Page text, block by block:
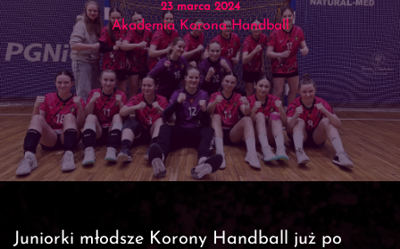
23 marca 2024
Akademia Korona Handball
Juniorki młodsze Korony Handball już po